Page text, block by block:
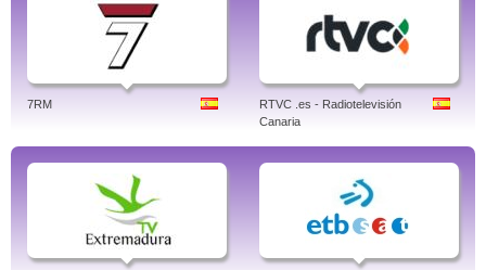
7RM
RTVC .es - Radiotelevisión
Canaria